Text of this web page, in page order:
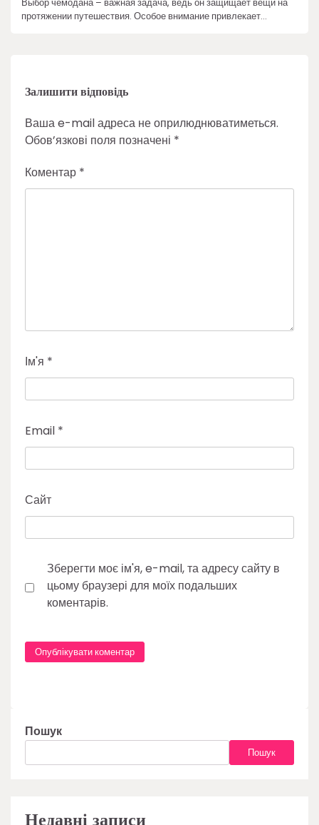
протяжении путешествия. Особое внимание привлекает…
Залишити відповідь
Ваша e-mail адреса не оприлюднюватиметься.
Обов’язкові поля позначені *
Коментар *
Ім'я *
Email *
Сайт
Зберегти моє ім'я, e-mail, та адресу сайту в
цьому браузері для моїх подальших
коментарів.
Пошук
Пошук